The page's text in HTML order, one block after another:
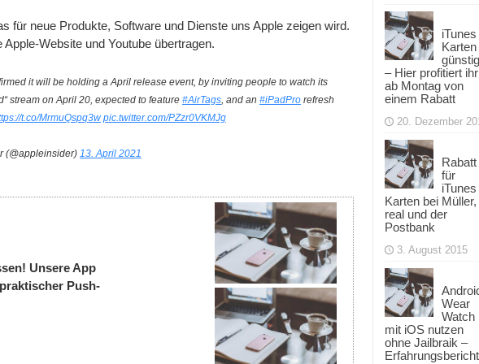
für neue Produkte, Software und Dienste uns Apple zeigen wird.
Website und Youtube übertragen.
it will be holding a April release event, by inviting people to watch its
stream on April 20, expected to feature #AirTags, and an #iPadPro refresh
t.co/MrmuQspq3w pic.twitter.com/PZzr0VKMJg
(@appleinsider) 13. April 2021
Unsere App
Push-
iTunes
Karten
– Hier profitiert ihr
ab Montag von
einem Rabatt
20. Dezember
Rabatt
für
iTunes
Karten bei Müller,
real und der
Postbank
3. August 2015
Wear
Watch
mit iOS nutzen
ohne Jailbraik –
Erfahrungsbericht